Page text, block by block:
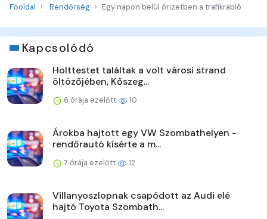
Főoldal Rendőrség Egy napon belül őrizetben a trafikrabló
Kapcsolódó
Holttestet találtak a volt városi strand
öltözőjében, Kőszeg...
6 órája ezelőtt 10
Árokba hajtott egy VW Szombathelyen -
rendőrautó kísérte a m...
7 órája ezelőtt 12
Villanyoszlopnak csapódott az Audi elé
hajtó Toyota Szombath...